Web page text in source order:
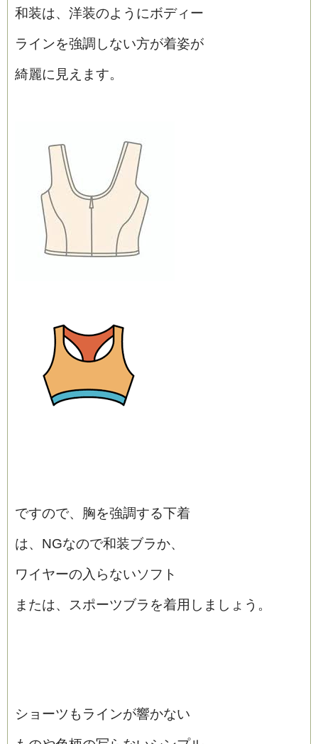
和装は、洋装のようにボディー
ラインを強調しない方が着姿が
綺麗に見えます。
ですので、胸を強調する下着
は、NGなので和装ブラか、
ワイヤーの入らないソフト
または、スポーツブラを着用しましょう。
ショーツもラインが響かない